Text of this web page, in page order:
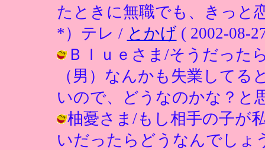
たときに無職でも、きっと
*）テレ / とかげ( 2002-08-
Ｂｌｕｅさま/そうだった
（男）なんかも失業して
いので、どうなのかな？と
柚憂さま/もし相手の子が
いだったらどうなんでしょ